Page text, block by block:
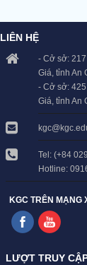
LIÊN HỆ
- Cở sở:
Giá, tỉnh An
- Cở sở:
Giá, tỉnh An
Tel: (+84
Hotline:
KGC TRÊN MẠNG
LƯỢT TRUY